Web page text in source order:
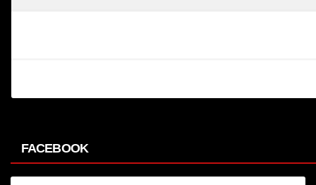
FACEBOOK